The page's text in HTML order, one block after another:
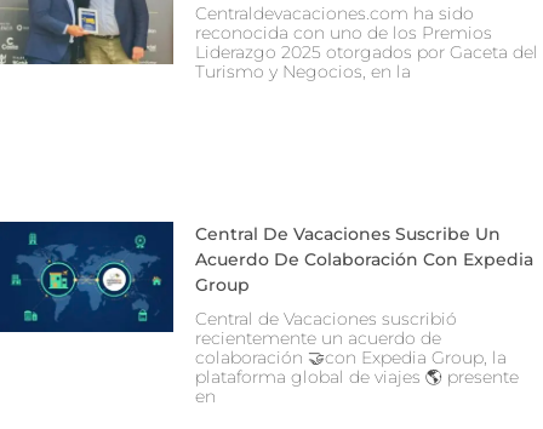
Centraldevacaciones.com ha sido
reconocida con uno de los Premios
Liderazgo 2025 otorgados por Gaceta del
Turismo y Negocios, en la
Central De Vacaciones Suscribe Un
Acuerdo De Colaboración Con Expedia
Group
Central de Vacaciones suscribió
recientemente un acuerdo de
colaboración 🤝con Expedia Group, la
plataforma global de viajes 🌎 presente
en